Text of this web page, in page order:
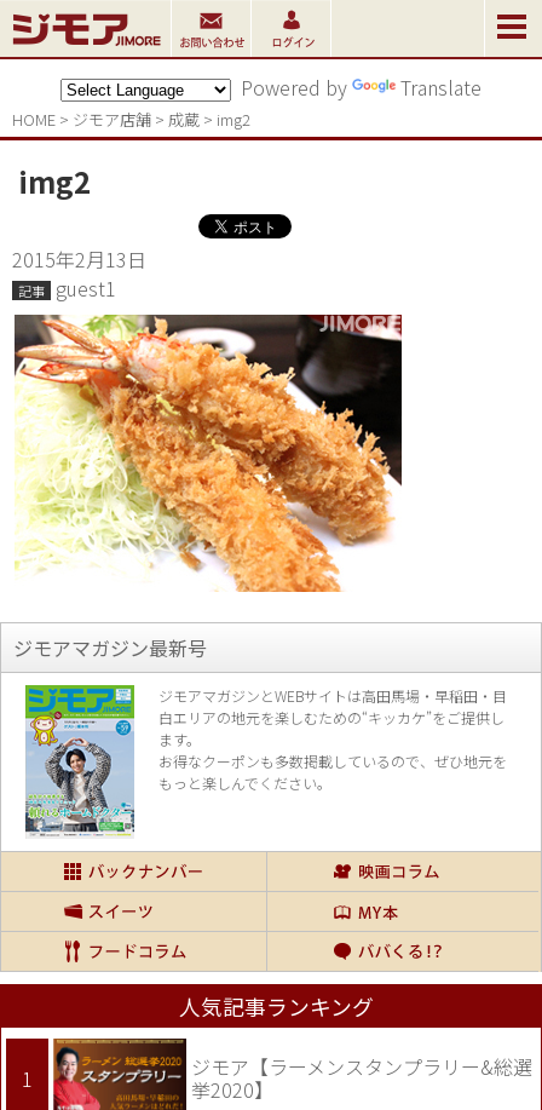
Powered by Translate
HOME > ジモア店舗 > 成蔵 > img2
img2
2015年2月13日
記事 guest1
ジモアマガジン最新号
ジモアマガジンとWEBサイトは高田馬場・早稲田・目
白エリアの地元を楽しむための“キッカケ”をご提供し
ます。
お得なクーポンも多数掲載しているので、 ぜひ地元を
もっと楽しんでください。
人気記事ランキング
ジモア【ラーメンスタンプラリー&総選
挙2020】